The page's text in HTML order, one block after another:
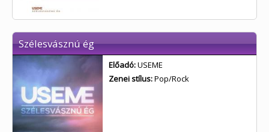
Szélesvásznú ég
Előadó:USEME
Zenei stílus:Pop/Rock